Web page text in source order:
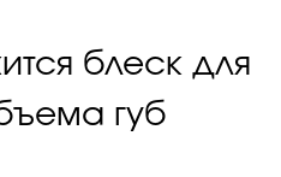
блеск для
губ